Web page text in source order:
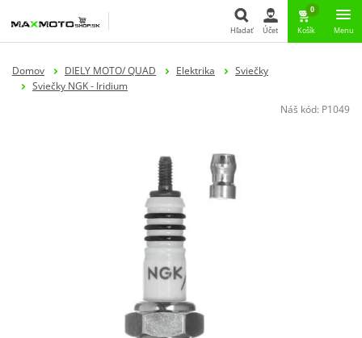
Hľadať Účet
0
Košík Menu
Domov DIELY MOTO/ QUAD Elektrika
Sviečky
Sviečky NGK - Iridium
Náš kód: P1049